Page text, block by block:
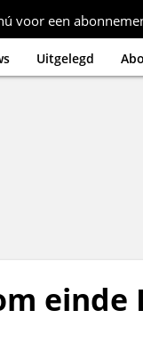
voor een
Uitgelegd
einde